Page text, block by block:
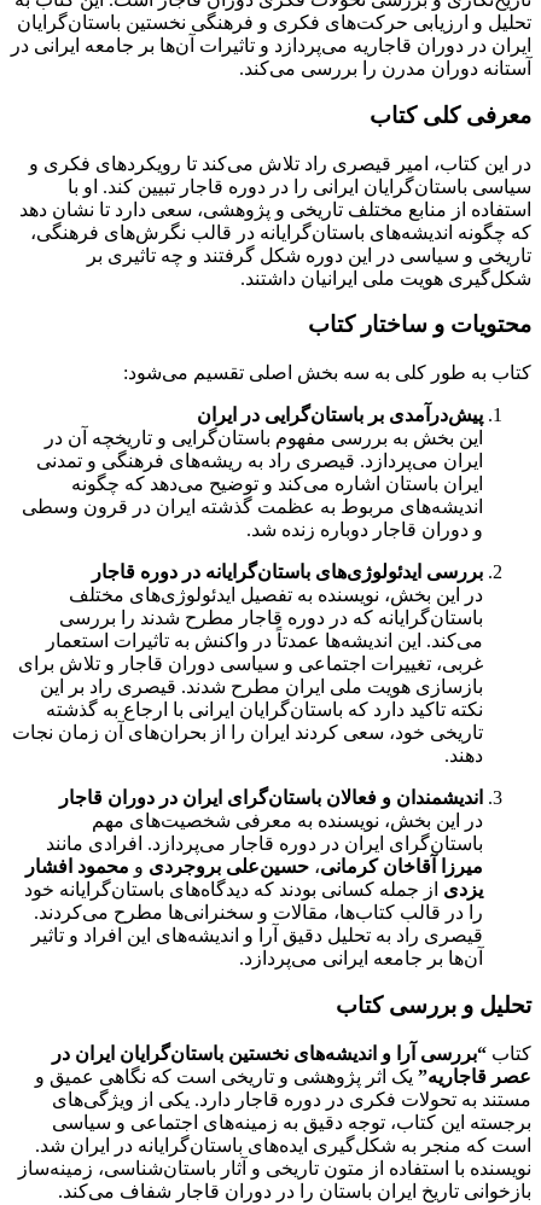
تحلیل و ارزیابی حرکت‌های فکری و فرهنگی نخستین باستان‌گرایان
ایران در دوران قاجاریه می‌پردازد و تاثیرات آن‌ها بر جامعه ایرانی در
آستانه دوران مدرن را بررسی می‌کند.
معرفی کلی کتاب
در این کتاب، امیر قیصری راد تلاش می‌کند تا رویکردهای فکری و
سیاسی باستان‌گرایان ایرانی را در دوره قاجار تبیین کند. او با
استفاده از منابع مختلف تاریخی و پژوهشی، سعی دارد تا نشان دهد
که چگونه اندیشه‌های باستان‌گرایانه در قالب نگرش‌های فرهنگی،
تاریخی و سیاسی در این دوره شکل گرفتند و چه تاثیری بر
شکل‌گیری هویت ملی ایرانیان داشتند.
محتویات و ساختار کتاب
کتاب به طور کلی به سه بخش اصلی تقسیم می‌شود:
پیش‌درآمدی بر باستان‌گرایی در ایران
این بخش به بررسی مفهوم باستان‌گرایی و تاریخچه آن در
ایران می‌پردازد. قیصری راد به ریشه‌های فرهنگی و تمدنی
ایران باستان اشاره می‌کند و توضیح می‌دهد که چگونه
اندیشه‌های مربوط به عظمت گذشته ایران در قرون وسطی
و دوران قاجار دوباره زنده شد.
بررسی ایدئولوژی‌های باستان‌گرایانه در دوره قاجار
در این بخش، نویسنده به تفصیل ایدئولوژی‌های مختلف
باستان‌گرایانه که در دوره قاجار مطرح شدند را بررسی
می‌کند. این اندیشه‌ها عمدتاً در واکنش به تاثیرات استعمار
غربی، تغییرات اجتماعی و سیاسی دوران قاجار و تلاش برای
بازسازی هویت ملی ایران مطرح شدند. قیصری راد بر این
نکته تاکید دارد که باستان‌گرایان ایرانی با ارجاع به گذشته
تاریخی خود، سعی کردند ایران را از بحران‌های آن زمان نجات
دهند.
اندیشمندان و فعالان باستان‌گرای ایران در دوران قاجار
در این بخش، نویسنده به معرفی شخصیت‌های مهم
باستان‌گرای ایران در دوره قاجار می‌پردازد. افرادی مانند
میرزا آقاخان کرمانی، حسین‌علی بروجردی و محمود افشار
یزدی از جمله کسانی بودند که دیدگاه‌های باستان‌گرایانه خود
را در قالب کتاب‌ها، مقالات و سخنرانی‌ها مطرح می‌کردند.
قیصری راد به تحلیل دقیق آرا و اندیشه‌های این افراد و تاثیر
آن‌ها بر جامعه ایرانی می‌پردازد.
تحلیل و بررسی کتاب
کتاب “بررسی آرا و اندیشه‌های نخستین باستان‌گرایان ایران در
عصر قاجاریه” یک اثر پژوهشی و تاریخی است که نگاهی عمیق و
مستند به تحولات فکری در دوره قاجار دارد. یکی از ویژگی‌های
برجسته این کتاب، توجه دقیق به زمینه‌های اجتماعی و سیاسی
است که منجر به شکل‌گیری ایده‌های باستان‌گرایانه در ایران شد.
نویسنده با استفاده از متون تاریخی و آثار باستان‌شناسی، زمینه‌ساز
بازخوانی تاریخ ایران باستان را در دوران قاجار شفاف می‌کند.